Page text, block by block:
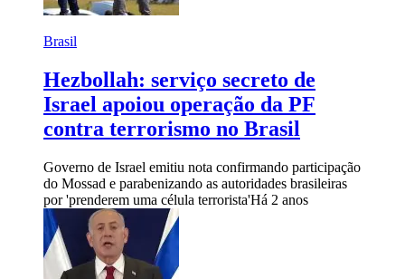
Brasil
Hezbollah: serviço secreto de
Israel apoiou operação da PF
contra terrorismo no Brasil
Governo de Israel emitiu nota confirmando participação
do Mossad e parabenizando as autoridades brasileiras
por 'prenderem uma célula terrorista'Há 2 anos